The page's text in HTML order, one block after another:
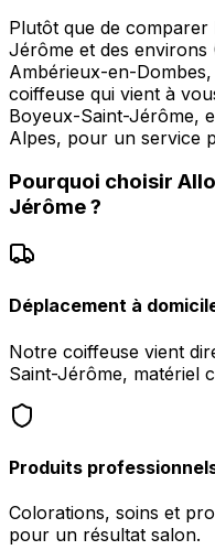
Plutôt que de
Jérôme et des environs
Ambérieux-en-
coiffeuse qui vient à
Boyeux-Saint-Jérôme,
Alpes, pour un service
Pourquoi choisir
Jérôme?
Déplacement à
Notre coiffeuse vient
Saint-Jérôme, matériel
Produits
Colorations, soins et
pour un résultat salon.